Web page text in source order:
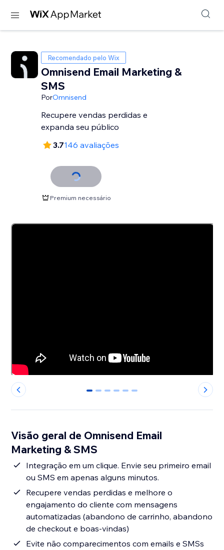
Recomendado pelo Wix
Omnisend Email Marketing &
SMS
PorOmnisend
Recupere vendas perdidas e
expanda seu público
3.7146 avaliações
Premium necessário
0 1 2 3 4 5
Visão geral de Omnisend Email
Marketing & SMS
Integração em um clique. Envie seu primeiro email
ou SMS em apenas alguns minutos.
Recupere vendas perdidas e melhore o
engajamento do cliente com mensagens
automatizadas (abandono de carrinho, abandono
de checkout e boas-vindas)
Evite não comparecimentos com emails e SMSs